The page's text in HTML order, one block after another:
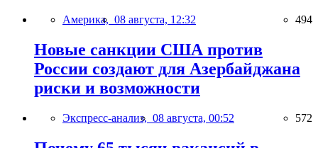
Америка, 08 августа, 12:32 494
Новые санкции США против
России создают для Азербайджана
риски и возможности
Экспресс-анализ, 08 августа, 00:52 572